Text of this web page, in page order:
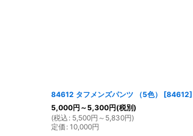
84612 タフメンズパンツ （5色） [84612]
5,000円 ～5,300円(税別)
(税込 : 5,500円 ～5,830円)
定価 : 10,000円